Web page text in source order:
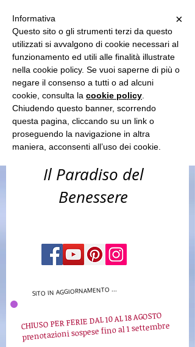
-benessere
corpo & capelli
-estetica &
solarium​
Il Paradiso del
Benessere
SITO IN AGGIORNAMENTO ...
CHIUSO PER FERIE DAL 10 AL 18 AGOSTO
prenotazioni sospese fino al 1 settembre
×
Informativa
Questo sito o gli strumenti terzi da questo
utilizzati si avvalgono di cookie necessari al
funzionamento ed utili alle finalità illustrate
nella cookie policy. Se vuoi saperne di più o
negare il consenso a tutti o ad alcuni
cookie, consulta la cookie policy
Chiudendo questo banner, scorrendo
questa pagina, cliccando su un link o
proseguendo la navigazione in altra
maniera, acconsenti all’uso dei cookie.